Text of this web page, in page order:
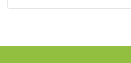
เชื่อมั่น คือปัจจัยที่สร้างความแตก
คุณภาพให้ได้ตามมาตรฐานจึงไม่ใ